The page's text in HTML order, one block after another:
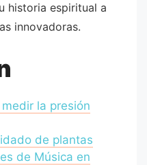
historia espiritual a
innovadoras.
la presión
de plantas
de Música en